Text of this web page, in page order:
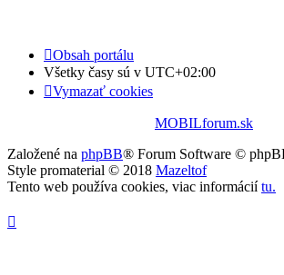
Obsah portálu
Všetky časy sú v UTC+02:00
Vymazať cookies
MOBILforum.sk
Založené na phpBB® Forum Software ©
Style promaterial © 2018 Mazeltof
Tento web používa cookies, viac informáciítu.